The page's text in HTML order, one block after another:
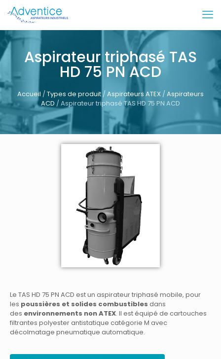
Aspirateur triphasé TAS
HD 75 PN ACD
Accueil /Types de produit /Aspirateurs ATEX /Aspirateurs
ACD / Aspirateur triphasé TAS HD 75 PN ACD
Le TAS HD 75 PN ACD est un aspirateur triphasé mobile, pour
les poussières et solides combustibles dans
des environnements non ATEX. Il est équipé de cartouches
filtrantes polyester antistatique catégorie M avec
décolmatage pneumatique automatique.